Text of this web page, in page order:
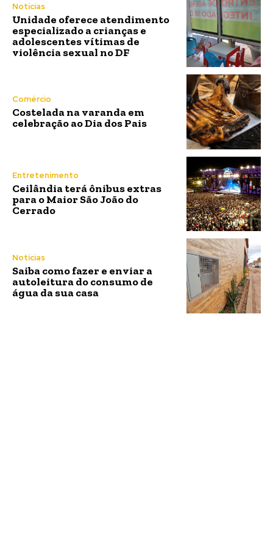
Notícias
Unidade oferece atendimento
especializado a crianças e
adolescentes vítimas de
violência sexual no DF
Comércio
Costelada na varanda em
celebração ao Dia dos Pais
Entretenimento
Ceilândia terá ônibus extras
para o Maior São João do
Cerrado
Notícias
Saiba como fazer e enviar a
autoleitura do consumo de
água da sua casa